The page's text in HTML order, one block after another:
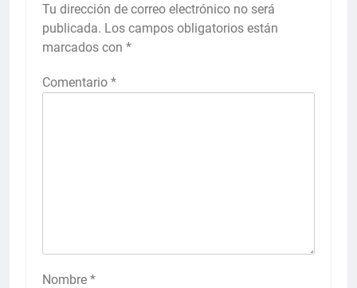
Tu dirección de correo electrónico no será
publicada. Los campos obligatorios están
marcados con *
Comentario *
Nombre *